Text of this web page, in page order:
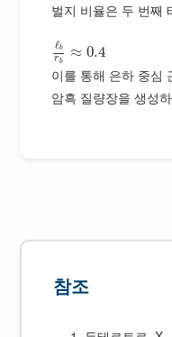
벌지 비율은 두 번째
ℓb
rb
≈ 0.4
이를 통해 은하 중심
암흑 질량장을 생성
참조